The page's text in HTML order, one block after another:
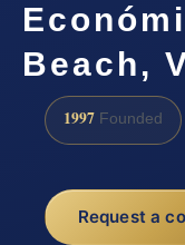
Beach,
1997 Founded
Request a